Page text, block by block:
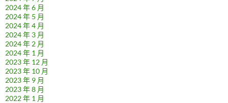
2024 年 6 月
2024 年 5 月
2024 年 4 月
2024 年 3 月
2024 年 2 月
2024 年 1 月
2023 年 12 月
2023 年 10 月
2023 年 9 月
2023 年 8 月
2022 年 1 月